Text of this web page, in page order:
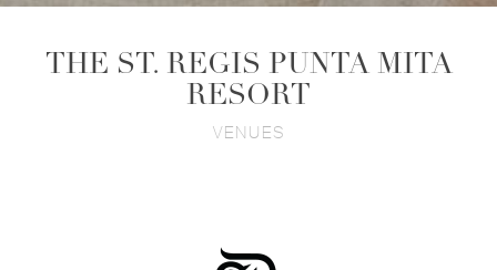
THE ST. REGIS PUNTA MITA
RESORT
VENUES